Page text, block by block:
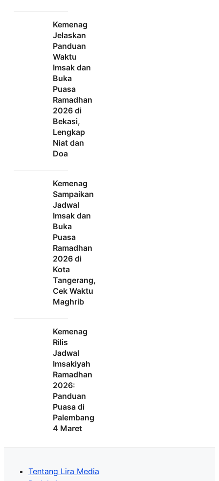
Kemenag
Jelaskan
Panduan
Waktu
Imsak dan
Buka
Puasa
Ramadhan
2026 di
Bekasi,
Lengkap
Niat dan
Doa
Kemenag
Sampaikan
Jadwal
Imsak dan
Buka
Puasa
Ramadhan
2026 di
Kota
Tangerang,
Cek Waktu
Maghrib
Kemenag
Rilis
Jadwal
Imsakiyah
Ramadhan
2026:
Panduan
Puasa di
Palembang
4 Maret
Tentang Lira Media